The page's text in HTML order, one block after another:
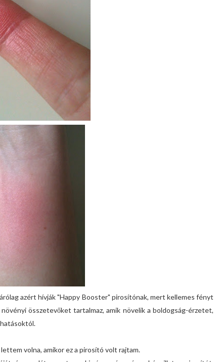
azért hívják "Happy Booster" pirosítónak, mert kellemes fényt
összetevőket tartalmaz, amik növelik a boldogság-érzetet,
volna, amikor ez a pirosító volt rajtam.